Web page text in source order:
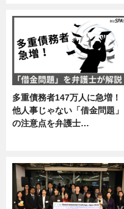
多重債務者147万人に急増！
他人事じゃない「借金問題」
の注意点を弁護士…